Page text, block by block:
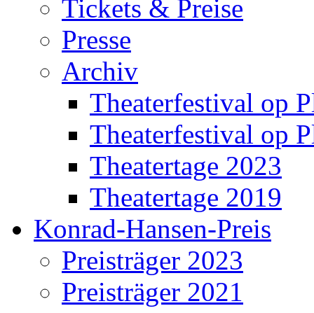
Tickets & Preise
Presse
Archiv
Theaterfestival op
Theaterfestival op
Theatertage 2023
Theatertage 2019
Konrad-Hansen-Preis
Preisträger 2023
Preisträger 2021